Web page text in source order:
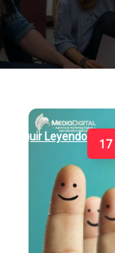
Seguir Leyendo
17